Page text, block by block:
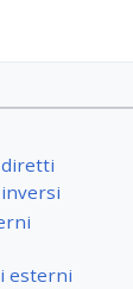
esterni